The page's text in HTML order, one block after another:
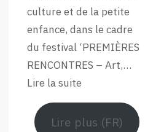
culture et de la petite
enfance, dans le cadre
du festival ‘PREMIÈRES
RENCONTRES – Art,…
Lire la suite
Retour
en
Lire plus (FR)